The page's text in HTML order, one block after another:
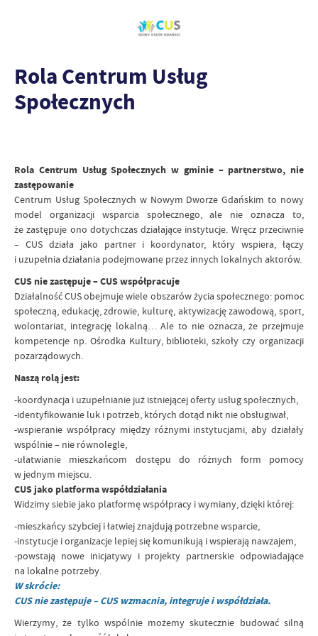
Rola Centrum Usług
Społecznych
Rola Centrum Usług Społecznych w gminie – partnerstwo, nie
zastępowanie
Centrum Usług Społecznych w Nowym Dworze Gdańskim to nowy
model organizacji wsparcia społecznego, ale nie oznacza to,
że zastępuje ono dotychczas działające instytucje. Wręcz przeciwnie
– CUS działa jako partner i koordynator, który wspiera, łączy
i uzupełnia działania podejmowane przez innych lokalnych aktorów.
CUS nie zastępuje – CUS współpracuje
Działalność CUS obejmuje wiele obszarów życia społecznego: pomoc
społeczną, edukację, zdrowie, kulturę, aktywizację zawodową, sport,
wolontariat, integrację lokalną… Ale to nie oznacza, że przejmuje
kompetencje np. Ośrodka Kultury, biblioteki, szkoły czy organizacji
pozarządowych.
Naszą rolą jest:
-koordynacja i uzupełnianie już istniejącej oferty usług społecznych,
-identyfikowanie luk i potrzeb, których dotąd nikt nie obsługiwał,
-wspieranie współpracy między różnymi instytucjami, aby działały
wspólnie – nie równolegle,
-ułatwianie mieszkańcom dostępu do różnych form pomocy
w jednym miejscu.
CUS jako platforma współdziałania
Widzimy siebie jako platformę współpracy i wymiany, dzięki której:
-mieszkańcy szybciej i łatwiej znajdują potrzebne wsparcie,
-instytucje i organizacje lepiej się komunikują i wspierają nawzajem,
-powstają nowe inicjatywy i projekty partnerskie odpowiadające
na lokalne potrzeby.
W skrócie:
CUS nie zastępuje – CUS wzmacnia, integruje i współdziała.
Wierzymy, że tylko wspólnie możemy skutecznie budować silną